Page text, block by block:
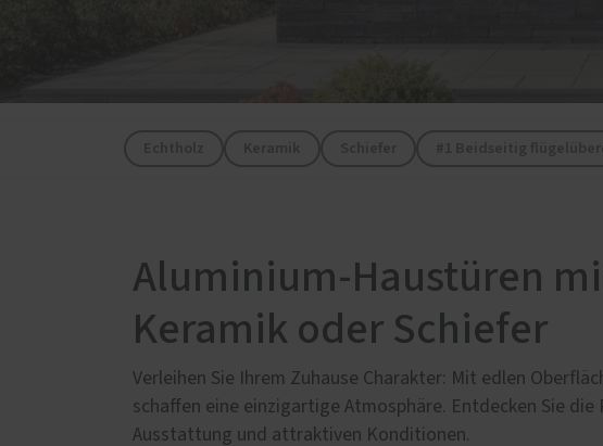
Balkontüren
Leinoel im
Aluminium-Haustüren
Keramik oder Schiefer
Verleihen Sie Ihrem Zuhause Charakter: Mit edlen
schaffen eine einzigartige Atmosphäre. Entdecken Sie
Ausstattung und attraktiven Konditionen.